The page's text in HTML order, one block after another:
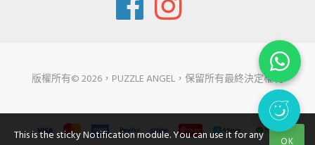
版權所有© 2026，PUZZLE ANGEL，保留所有最終決定權利
OK
This is the sticky Notification module. You can use it for any